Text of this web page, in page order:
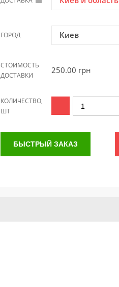
ГОРОД Киев
СТОИМОСТЬ
ДОСТАВКИ
250.00 грн
КОЛИЧЕСТВО,
ШТ
БЫСТРЫЙ ЗАКАЗ